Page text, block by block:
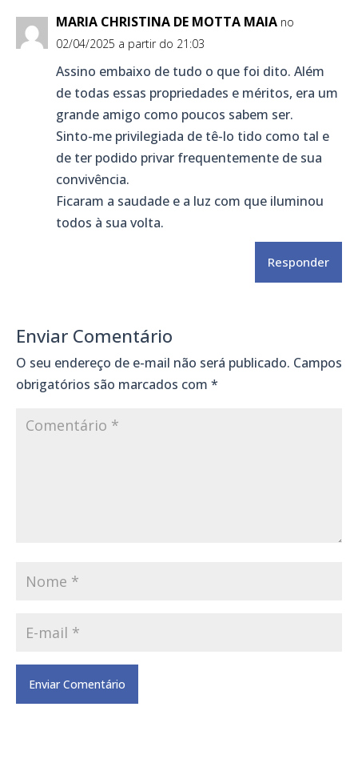
MARIA CHRISTINA DE MOTTA MAIA no
02/04/2025 a partir do 21:03
Assino embaixo de tudo o que foi dito. Além
de todas essas propriedades e méritos, era um
grande amigo como poucos sabem ser.
Sinto-me privilegiada de tê-lo tido como tal e
de ter podido privar frequentemente de sua
convivência.
Ficaram a saudade e a luz com que iluminou
todos à sua volta.
Responder
Enviar Comentário
O seu endereço de e-mail não será publicado. Campos
obrigatórios são marcados com *